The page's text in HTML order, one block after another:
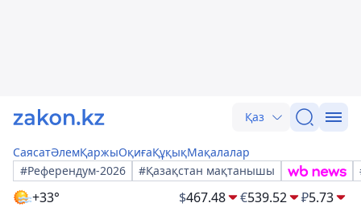
Қаз
СаясатӘлемҚаржыОқиғаҚұқықМақалалар
#Референдум-2026
#Қазақстан мақтанышы
+33° $467.48 €539.52 ₽5.73